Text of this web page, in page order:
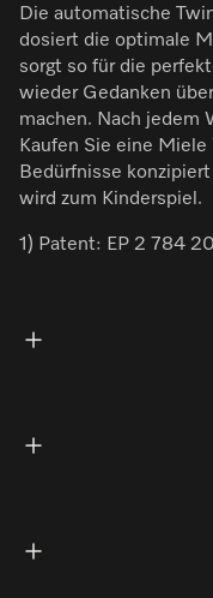
Die automatische
dosiert die optimale
sorgt so für die
wieder Gedanken
machen. Nach jedem
Kaufen Sie eine
Bedürfnisse
wird zum Kinderspiel.
1) Patent: EP 2 784